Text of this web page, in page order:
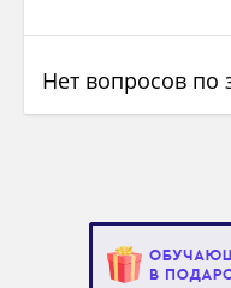
Нет вопросов по